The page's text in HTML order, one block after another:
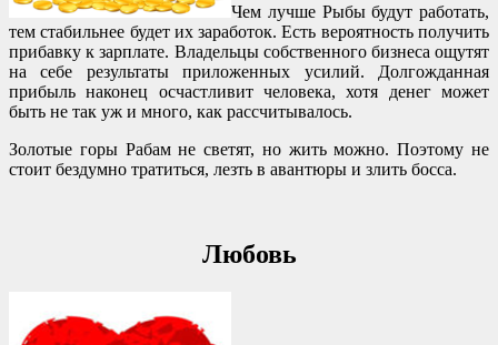
Чем лучше Рыбы будут работать,
тем стабильнее будет их заработок. Есть вероятность получить
прибавку к зарплате. Владельцы собственного бизнеса ощутят
на себе результаты приложенных усилий. Долгожданная
прибыль наконец осчастливит человека, хотя денег может
быть не так уж и много, как рассчитывалось.
Золотые горы Рабам не светят, но жить можно. Поэтому не
стоит бездумно тратиться, лезть в авантюры и злить босса.
Любовь